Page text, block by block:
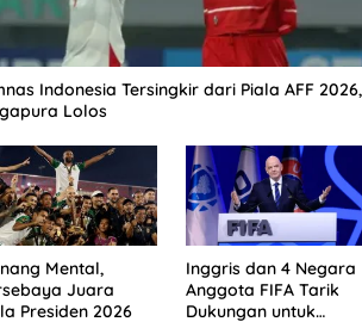
Indonesia Tersingkir dari Piala AFF 2026,
Lolos
Mental,
Juara
Presiden 2026
Inggris dan 4 Negara
Anggota FIFA Tarik
Dukungan untuk